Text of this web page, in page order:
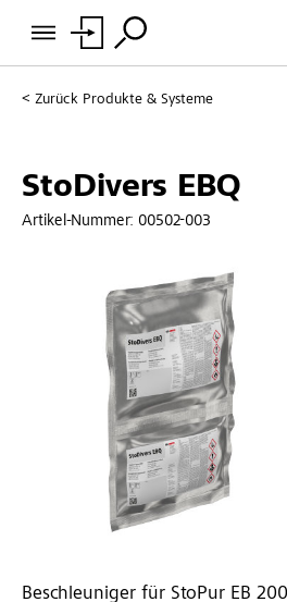
Zurück Produkte & Systeme
StoDivers EBQ
Artikel-Nummer: 00502-003
Beschleuniger für StoPur EB